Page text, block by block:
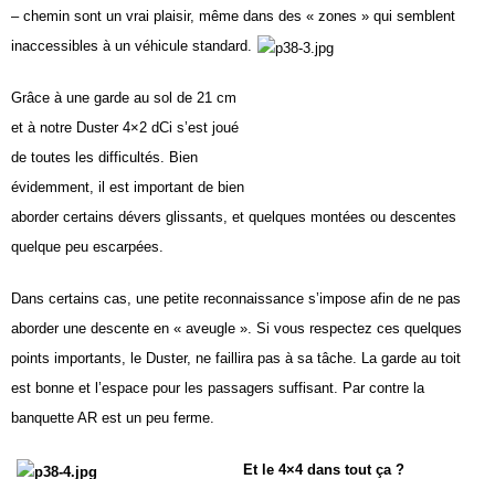
– chemin sont un vrai plaisir, même dans des « zones » qui semblent
inaccessibles à un véhicule standard.
Grâce à une garde au sol de 21 cm
et à notre Duster 4×2 dCi s’est joué
de toutes les difficultés.
Bien
évidemment, il est important de bien
aborder certains dévers glissants, et quelques montées ou descentes
quelque peu escarpées.
Dans certains cas, une petite reconnaissance s’impose afin de ne pas
aborder une descente en « aveugle ». Si vous respectez ces quelques
points importants,
le Duster, ne faillira pas à sa tâche. La garde au toit
est bonne et l’espace pour les passagers suffisant. Par contre la
banquette AR est un peu ferme.
Et le 4×4 dans tout ça ?